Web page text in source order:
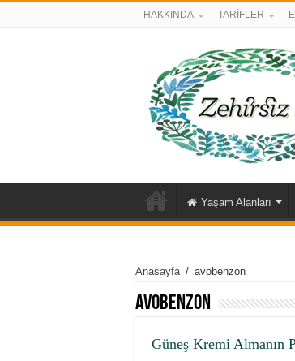
HAKKINDA TARİFLER
Yaşam Alanları
Anasayfa / avobenzon
avobenzon
Güneş Kremi Almanın